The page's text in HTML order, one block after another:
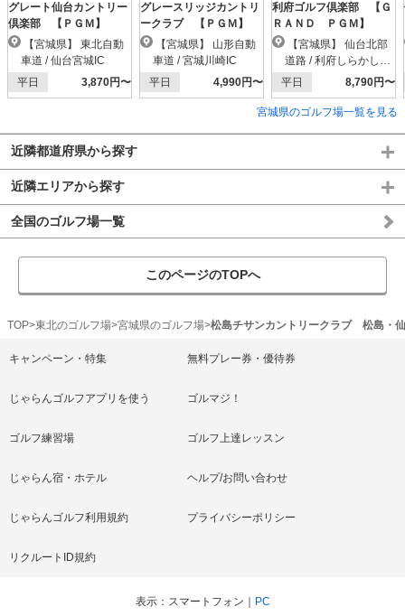
グレート仙台カントリー
倶楽部 【ＰＧＭ】
車道 / 仙台宮城IC
平日
3,870円〜
グレースリッジカントリ
ークラブ 【ＰＧＭ】
車道 / 宮城川崎IC
平日
4,990円〜
利府ゴルフ倶楽部 【Ｇ
ＲＡＮＤ ＰＧＭ】
道路 / 利府しらかし台I
C
平日 8,790円〜
宮城県のゴルフ場一覧を見る
近隣都道府県から探す
近隣エリアから探す
全国のゴルフ場一覧
このページのTOPへ
TOP 東北のゴルフ場 宮城県のゴルフ場 松島チサンカントリークラブ 松島・
キャンペーン・特集 無料プレー券・優待券
じゃらんゴルフアプリを使う ゴルマジ！
ゴルフ練習場 ゴルフ上達レッスン
じゃらん宿・ホテル ヘルプ/お問い合わせ
じゃらんゴルフ利用規約 プライバシーポリシー
リクルートID規約
表示 スマートフォン PC